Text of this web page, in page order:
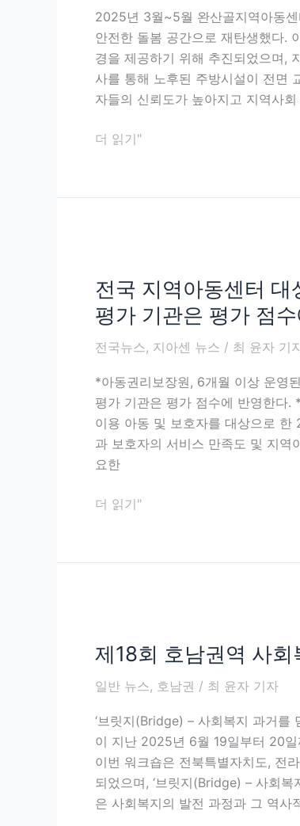
2025년 3월~5월 완산골지역아동
안전한 돌봄 공간으로 재탄생했다.
경을 제공하기 위해 추진되었으며,
사를 통해 노후된 주방시설이 전면
자들의 신뢰도가 높아지고 지역사
하
고
안
전
한
간
새
더 읽기"
전국 지역아동센터 대
평가 기관은 평가 점
전국뉴스, 지아센 뉴스 / 최 윤자 기
*아동권리보장원, 6개월 이상 운영
평가 기관은 평가 점수에 반영한다.
이용 아동 및 보호자를 대상으로
과 보호자의 서비스 만족도 및 지역
요한
지
역
아
동
터
대
상
‘2025
년
용
실
시,
해
평
가
기
관
더 읽기"
제18회 호남권역 사
일반 뉴스, 호남권 / 최 윤자 기자
‘브릿지(Bridge) – 사회복지 과거를
이 지난 2025년 6월 19일부터 20
이번 워크숍은 전북특별자치도, 전
되었으며, ‘브릿지(Bridge) – 사회
은 사회복지의 발전 과정과 그 역사
회
남
권
역
사
회
복